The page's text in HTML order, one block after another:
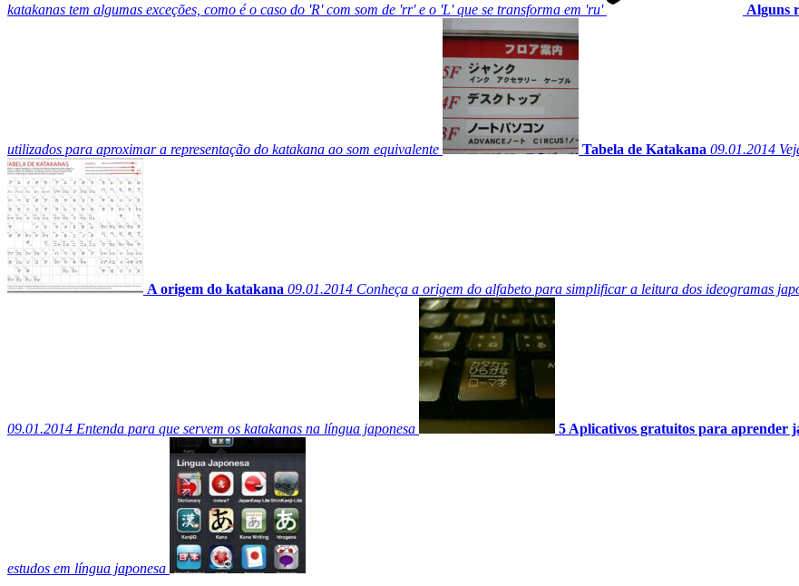
katakanas tem algumas exceções, como é o caso do 'R' com som de 'rr' e o 'L' que se transforma em 'ru' Alguns
utilizados para aproximar a representação do katakana ao som equivalente Tabela de Katakana 09.01.2014
A origem do katakana 09.01.2014 Conheça a origem do alfabeto para simplificar a leitura dos ideogramas
09.01.2014 Entenda para que servem os katakanas na língua japonesa 5 Aplicativos gratuitos para aprender
estudos em língua japonesa